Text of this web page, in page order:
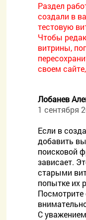
Раздел
создали в
тестовую
Чтобы
витрины,
своем сайте,
Лобанев
1 сентября
Если в
добавить
поисковой
зависает.
старыми
попытке их
Посмотрите
С